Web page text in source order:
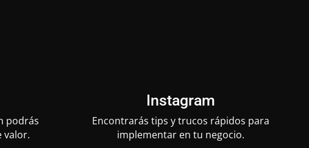
podrás
valor.
Instagram
Encontrarás tips y trucos rápidos para
implementar en tu negocio.